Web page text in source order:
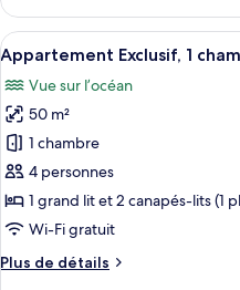
chambre,
cuisine
le
type
de
chambre
Appartement
Standard,
chambre,
cuisine
Afficher
toutes
les
photos
pour
ce
type
de
chambre :
Appartement
6
Appartement Exclusif, 1
Vue sur l’océan
50 m²
1 chambre
4 personnes
1 grand lit et 2 canapés-lits (1
Wi-Fi gratuit
Plus de détails
Plus